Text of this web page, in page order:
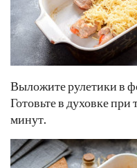
Выложите рулетики в
Готовьте в духовке
минут.